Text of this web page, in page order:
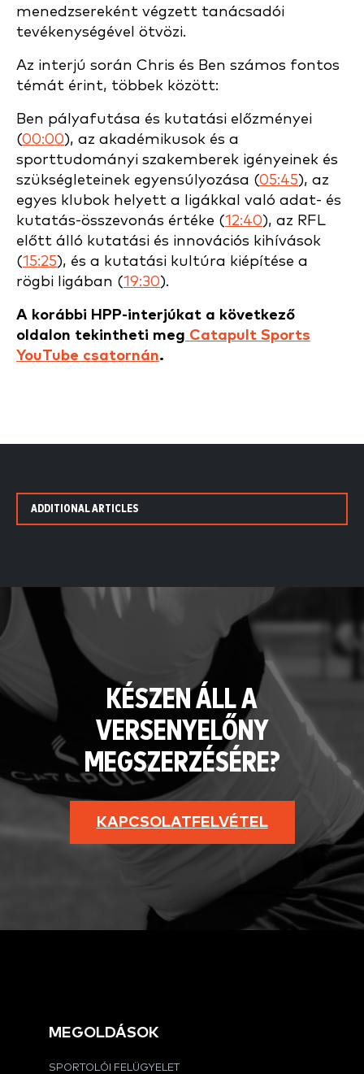
menedzsereként végzett tanácsadói
tevékenységével ötvözi.
Az interjú során Chris és Ben számos fontos
témát érint, többek között:
Ben pályafutása és kutatási előzményei
(00:00), az akadémikusok és a
sporttudományi szakemberek igényeinek és
szükségleteinek egyensúlyozása (05:45), az
egyes klubok helyett a ligákkal való adat- és
kutatás-összevonás értéke (12:40), az RFL
előtt álló kutatási és innovációs kihívások
(15:25), és a kutatási kultúra kiépítése a
rögbi ligában (19:30).
A korábbi HPP-interjúkat a következő
oldalon tekintheti meg Catapult Sports
YouTube csatornán.
ADDITIONAL ARTICLES
KÉSZEN ÁLL A
VERSENYELŐNY
MEGSZERZÉSÉRE?
KAPCSOLATFELVÉTEL
MEGOLDÁSOK
SPORTOLÓI FELÜGYELET